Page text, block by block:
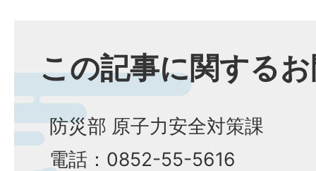
この記事に関する
防災部 原子力安全対策課
電話：0852-55-5616